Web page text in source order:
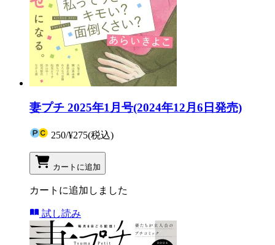
妻プチ 2025年1月号(2024年12月6日発売)
250/¥275(税込)
カートに追加
カートに追加しました
試し読み